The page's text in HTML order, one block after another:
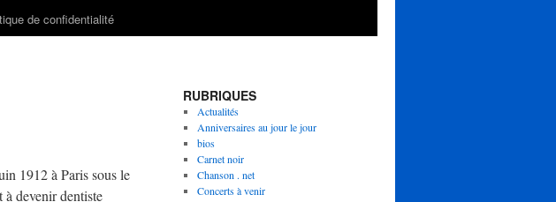
de confidentialité
1912 à Paris sous le
devenir dentiste
RUBRIQUES
Actualités
Anniversaires au jour le jour
bios
Carnet noir
Chanson . net
Concerts à venir